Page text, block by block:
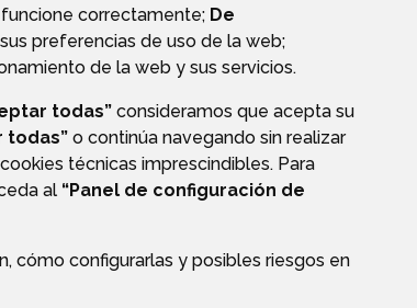
correctamente; De
preferencias de uso de la web;
de la web y sus servicios.
todas” consideramos que acepta su
todas” o continúa navegando sin realizar
técnicas imprescindibles. Para
al “Panel de configuración de
cómo configurarlas y posibles riesgos en
POLÍTICA DE PRIVACIDAD ACCESIBILIDAD